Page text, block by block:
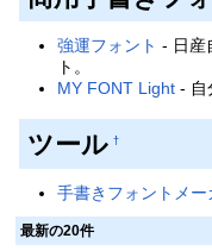
強運フォント - 日産
ト。
MY FONT Light - 自
ツール †
手書きフォントメー
最新の20件